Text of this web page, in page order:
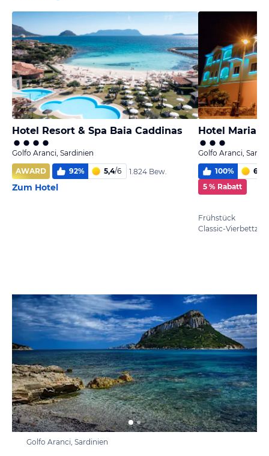
Hotel Resort & Spa Baia Caddinas
Golfo Aranci, Sardinien
AWARD
92% 5,4/6 1.824 Bew.
Zum Hotel
Hotel Maria
Golfo Aranci,
100% 6
5 % Rabatt
Frühstück
Classic-
Golfo Aranci, Sardinien